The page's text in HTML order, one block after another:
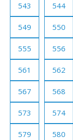
543 544
549 550
555 556
561 562
567 568
573 574
579 580